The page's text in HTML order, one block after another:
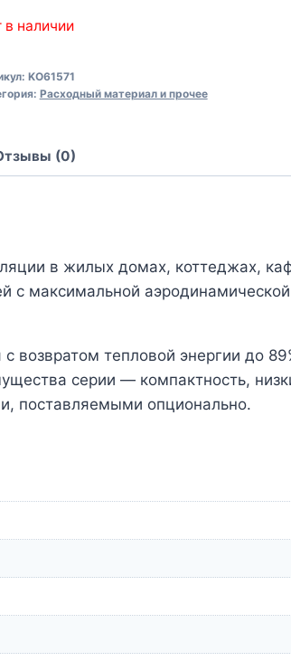
в наличии
KO61571
Расходный материал и прочее
(0)
в жилых домах, коттеджах,
максимальной аэродинамической
тепловой энергии до
серии — компактность,
поставляемыми опционально.